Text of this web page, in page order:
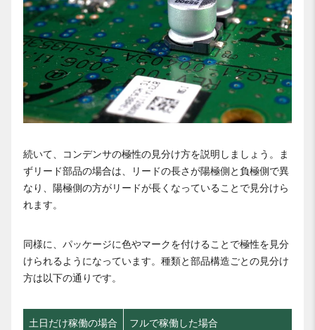
続いて、コンデンサの極性の見分け方を説明しましょう。ま
ずリード部品の場合は、リードの長さが陽極側と負極側で異
なり、陽極側の方がリードが長くなっていることで見分けら
れます。
同様に、パッケージに色やマークを付けることで極性を見分
けられるようになっています。種類と部品構造ごとの見分け
方は以下の通りです。
土日だけ稼働の場合 フルで稼働した場合